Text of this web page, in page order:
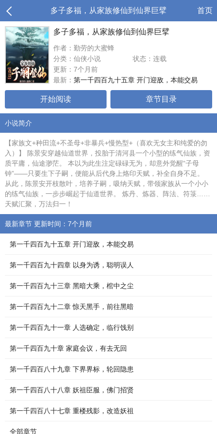
多子多福，从家族修仙到仙界巨擘 首页
多子多福，从家族修仙到仙界巨擘
作者：勤劳的大蜜蜂
分类：仙侠小说
状态：连载
更新：7个月前
最新： 第一千四百九十五章 开门迎敌，本能交易
开始阅读 章节目录
小说简介
【家族文+种田流+不圣母+非暴兵+慢热型+（喜欢无女主和纯爱的勿
入）】 陈景安穿越仙道世界，投胎于清河县一个小型的练气仙族，资
质平庸，仙途渺茫。 本以为此生注定碌碌无为，却意外觉醒“子母
钟”——只要生下子嗣，便能从后代身上烙印天赋，补全自身不足。
从此，陈景安开枝散叶，培养子嗣，吸纳天赋，带领家族从一个小小
的练气仙族，一步步崛起于仙道世界。 炼丹、炼器、阵法、符箓……
天赋汇聚，万法归一！
最新章节 更新时间：7个月前
第一千四百九十五章 开门迎敌，本能交易
第一千四百九十四章 以身为诱，聪明误人
第一千四百九十三章 黑暗大乘，棺中之尘
第一千四百九十二章 惊天黑手，前往黑暗
第一千四百九十一章 人选确定，临行饯别
第一千四百九十章 家庭会议，有去无回
第一千四百八十九章 下界界标，轮回隐患
第一千四百八十八章 妖祖臣服，佛门招贤
第一千四百八十七章 重楼残影，改造妖祖
全部章节